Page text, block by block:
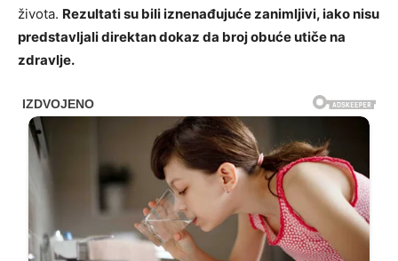
života. Rezultati su bili iznenađujuće zanimljivi, iako nisu
predstavljali direktan dokaz da broj obuće utiče na
zdravlje.